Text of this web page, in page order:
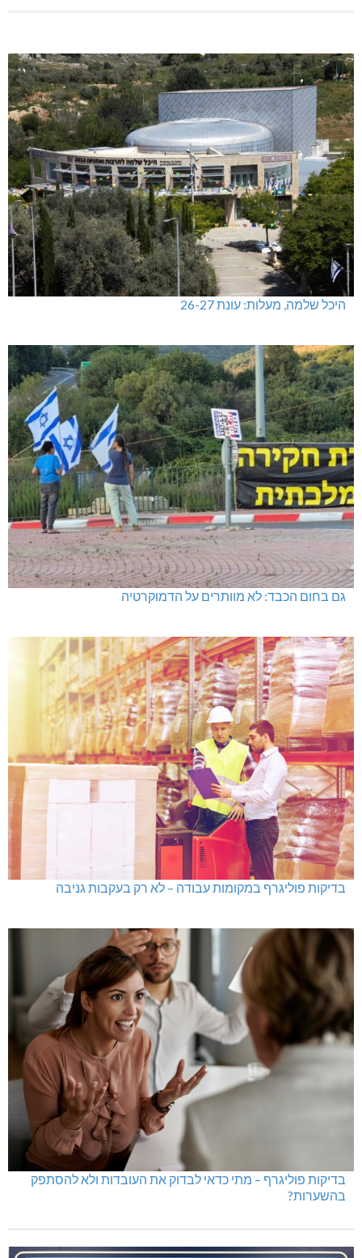
היכל שלמה, מעלות: עונת 26-27
גם בחום הכבד: לא מוותרים על הדמוקרטיה
בדיקות פוליגרף במקומות עבודה – לא רק בעקבות גניבה
בדיקות פוליגרף – מתי כדאי לבדוק את העובדות ולא להסתפק
בהשערות?